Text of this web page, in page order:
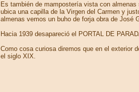
Es también de mampostería vista con
ubica una capilla de la Virgen del Carmen y
almenas vemos un buho de forja obra de José
Hacia 1939 desapareció el PORTAL DE
Como cosa curiosa diremos que en el exterior
el siglo XIX.